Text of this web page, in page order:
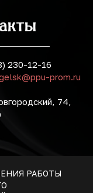
230-12-16
prom.ru
74,
2026.
БЕЗ
РАБОТЫ